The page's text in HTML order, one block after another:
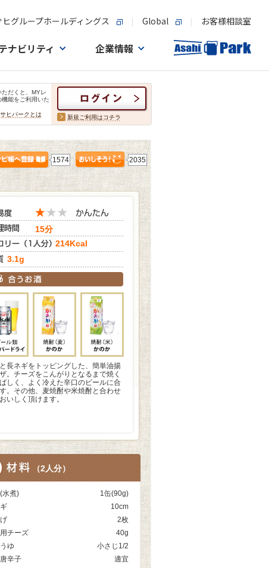
ヒグループホールディングス Global お客様相談室
ナビリティ 企業情報
だくと、MYレ
能をご利用いた
ヒパークとは 新規ご利用はコチラ
1574 2035
15分
214Kcal
3.1g
長ネギをトッピングした、簡単油揚
。チーズをこんがりとなるまで焼く
しく、よく冷えた辛口のビールに合
。その他、麦焼酎や米焼酎と合わせ
いしく頂けます。
（2人分）
(水煮)
1缶(90g)
10cm
2枚
チーズ
40g
ゆ
小さじ1/2
辛子
適宜